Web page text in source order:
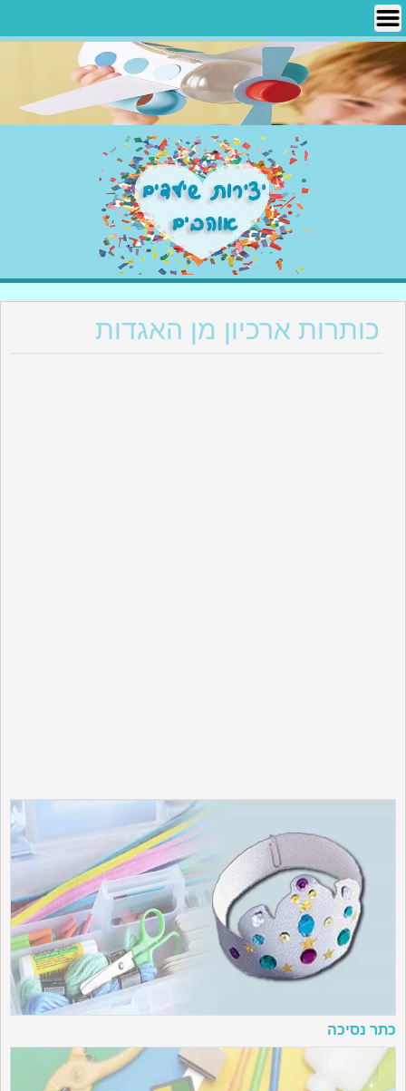
Skip
content
יצירות שילדים אוהבים
כותרות ארכיון מן האגדות
כתר נסיכה